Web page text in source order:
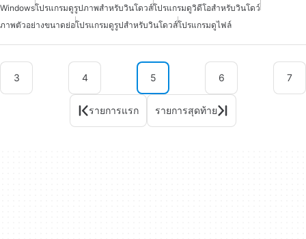
Windowsโปรแกรมดูรูปภาพสำหรับวินโดวส์โปรแกรมดูวิดีโอสำหรับวินโดว์
ภาพตัวอย่างขนาดย่อโปรแกรมดูรูปสำหรับวินโดวส์โปรแกรมดูไฟล์
3 4 5 6 7
รายการแรก รายการสุดท้าย